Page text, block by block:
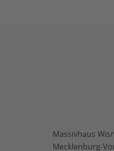
Massivhaus
Mecklenburg-